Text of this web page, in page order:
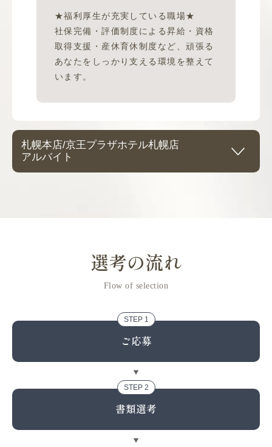
★福利厚生が充実している職場★
社保完備・評価制度による昇給・資格
取得支援・産休育休制度など、頑張る
あなたをしっかり支える環境を整えて
います。
札幌本店/京王プラザホテル札幌店
アルバイト
時給1,125円～1,500円
入社半年のアルバイトBさん
勤務時間：10時〜16時の実働6時間
交通費：10,000円
選考の流れ
Flow of selection
STEP 1
ご応募
STEP 2
書類選考